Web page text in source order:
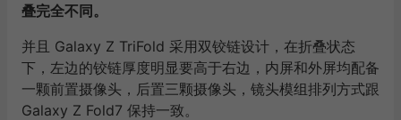
叠完全不同。
并且 Galaxy Z TriFold 采用双铰链设计，在折叠状态
下，左边的铰链厚度明显要高于右边，内屏和外屏均配备
一颗前置摄像头，后置三颗摄像头，镜头模组排列方式跟
Galaxy Z Fold7 保持一致。